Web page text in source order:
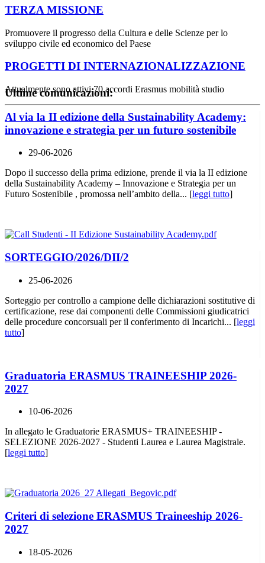
TERZA MISSIONE
Promuovere il progresso della Cultura e delle Scienze per lo
sviluppo civile ed economico del Paese
PROGETTI DI INTERNAZIONALIZZAZIONE
Attualmente sono attivi 70 accordi Erasmus mobilità studio
Ultime comunicazioni:
Al via la II edizione della Sustainability Academy:
innovazione e strategia per un futuro sostenibile
29-06-2026
Dopo il successo della prima edizione, prende il via la II edizione
della Sustainability Academy – Innovazione e Strategia per un
Futuro Sostenibile , promossa nell’ambito della... [leggi tutto]
SORTEGGIO/2026/DII/2
25-06-2026
Sorteggio per controllo a campione delle dichiarazioni sostitutive di
certificazione, rese dai componenti delle Commissioni giudicatrici
delle procedure concorsuali per il conferimento di Incarichi... [leggi
tutto]
Graduatoria ERASMUS TRAINEESHIP 2026-
2027
10-06-2026
In allegato le Graduatorie ERASMUS+ TRAINEESHIP -
SELEZIONE 2026-2027 - Studenti Laurea e Laurea Magistrale.
[leggi tutto]
Criteri di selezione ERASMUS Traineeship 2026-
2027
18-05-2026